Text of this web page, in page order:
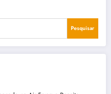
Pesquisar